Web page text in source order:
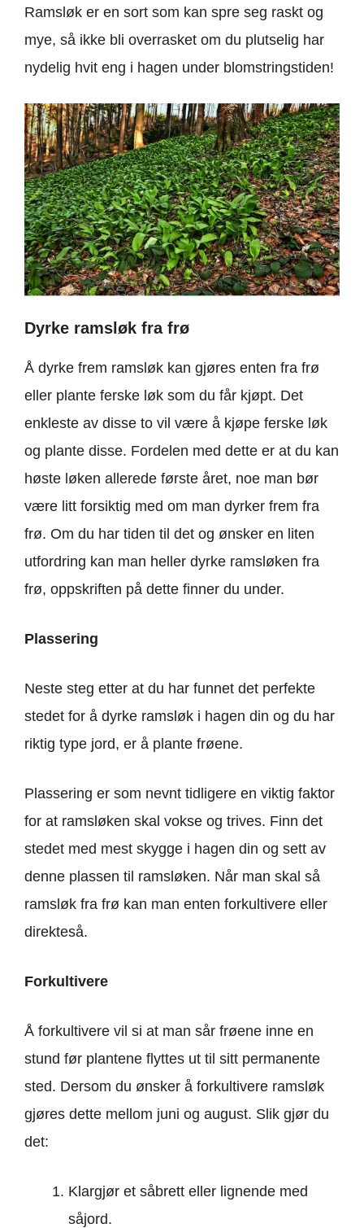
Ramsløk er en sort som kan spre seg raskt og
mye, så ikke bli overrasket om du plutselig har
nydelig hvit eng i hagen under blomstringstiden!
Dyrke ramsløk fra frø
Å dyrke frem ramsløk kan gjøres enten fra frø
eller plante ferske løk som du får kjøpt. Det
enkleste av disse to vil være å kjøpe ferske løk
og plante disse. Fordelen med dette er at du kan
høste løken allerede første året, noe man bør
være litt forsiktig med om man dyrker frem fra
frø. Om du har tiden til det og ønsker en liten
utfordring kan man heller dyrke ramsløken fra
frø, oppskriften på dette finner du under.
Plassering
Neste steg etter at du har funnet det perfekte
stedet for å dyrke ramsløk i hagen din og du har
riktig type jord, er å plante frøene.
Plassering er som nevnt tidligere en viktig faktor
for at ramsløken skal vokse og trives. Finn det
stedet med mest skygge i hagen din og sett av
denne plassen til ramsløken. Når man skal så
ramsløk fra frø kan man enten forkultivere eller
direkteså.
Forkultivere
Å forkultivere vil si at man sår frøene inne en
stund før plantene flyttes ut til sitt permanente
sted. Dersom du ønsker å forkultivere ramsløk
gjøres dette mellom juni og august. Slik gjør du
det:
Klargjør et såbrett eller lignende med
såjord.